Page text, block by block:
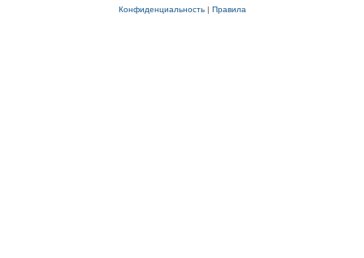
Конфиденциальность| Правила